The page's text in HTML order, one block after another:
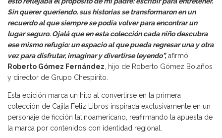
Sin querer queriendo, sus historias se transformaron en un
recuerdo al que siempre se podía volver para encontrar un
lugar seguro. Ojalá que en esta colección cada niño descubra
ese mismo refugio: un espacio al que pueda regresar una y otra
vez para disfrutar, imaginar y divertirse leyendo”,afirmó
Roberto Gómez Fernández , hijo de Roberto Gómez Bolaños
y director de Grupo Chespirito.
Esta edición marca un hito al convertirse en la primera
colección de Cajita Feliz Libros inspirada exclusivamente en un
personaje de ficción latinoamericano, reafirmando la apuesta de
la marca por contenidos con identidad regional.